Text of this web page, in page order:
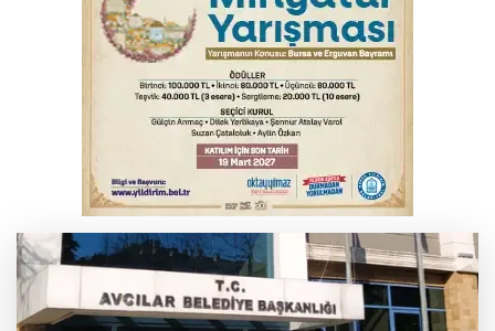
Bursa’da bugün hava nasıl olacak?
Osmangazi’de iş arayanlara destek
TOFAŞ Basketbol'da sağlık kontrolleri
başladı